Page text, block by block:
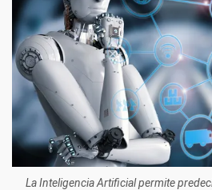
La Inteligencia Artificial permite